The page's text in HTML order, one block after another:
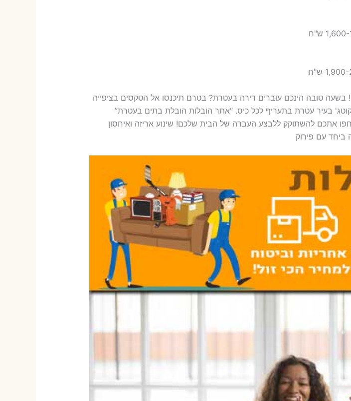
בשעה טובה הינכם עוברים דירה בעטרת? בטרם תיכנסו אל הטקסים בציפייה
בעיר עטרת בתעריף לכל כיס. “אתר הובלות הובלת בתים בעטרת”
אתכם להשתוקק ללבצע העברה של הבית שלכם! שינוע אריזה ואיחסון
ביחד עם פירוק